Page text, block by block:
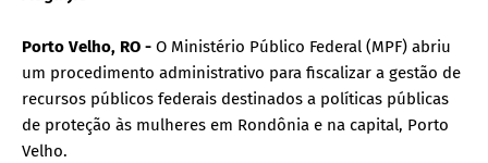
Porto Velho, RO - O Ministério Público Federal (MPF) abriu
um procedimento administrativo para fiscalizar a gestão de
recursos públicos federais destinados a políticas públicas
de proteção às mulheres em Rondônia e na capital, Porto
Velho.